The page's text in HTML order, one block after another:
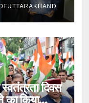
दिवस
का किया